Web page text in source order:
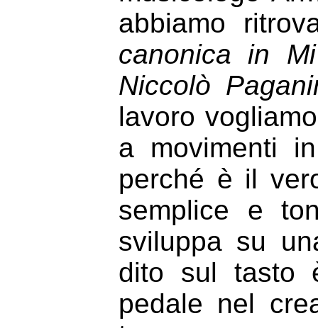
abbiamo
canonica in
Niccolò
lavoro
a movimenti
perché è il
semplice e
sviluppa su
dito sul tasto
pedale nel